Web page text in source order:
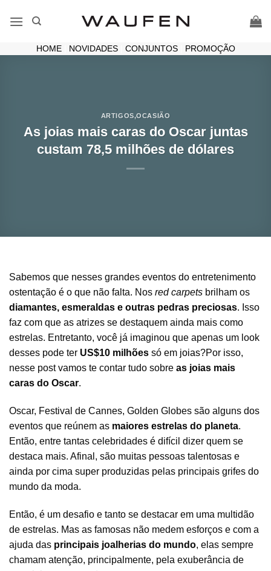
HOME| NOVIDADES| CONJUNTOS| PROMOÇÃO
ARTIGOS,OCASIÃO
As joias mais caras do Oscar juntas
custam 78,5 milhões de dólares
Sabemos que nesses grandes eventos do entretenimento
ostentação é o que não falta. Nos red carpets brilham os
diamantes, esmeraldas e outras pedras preciosas. Isso
faz com que as atrizes se destaquem ainda mais como
estrelas. Entretanto, você já imaginou que apenas um look
desses pode ter US$10 milhões só em joias?Por isso,
nesse post vamos te contar tudo sobre as joias mais
caras do Oscar.
Oscar, Festival de Cannes, Golden Globes são alguns dos
eventos que reúnem as maiores estrelas do planeta.
Então, entre tantas celebridades é difícil dizer quem se
destaca mais. Afinal, são muitas pessoas talentosas e
ainda por cima super produzidas pelas principais grifes do
mundo da moda.
Então, é um desafio e tanto se destacar em uma multidão
de estrelas. Mas as famosas não medem esforços e com a
ajuda das principais joalherias do mundo, elas sempre
chamam atenção, principalmente, pela exuberância de